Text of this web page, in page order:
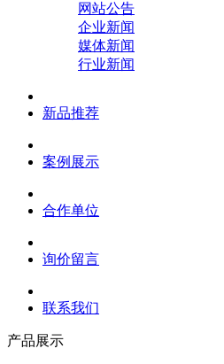
网站公告
企业新闻
媒体新闻
行业新闻
新品推荐
案例展示
合作单位
询价留言
联系我们
产品展示